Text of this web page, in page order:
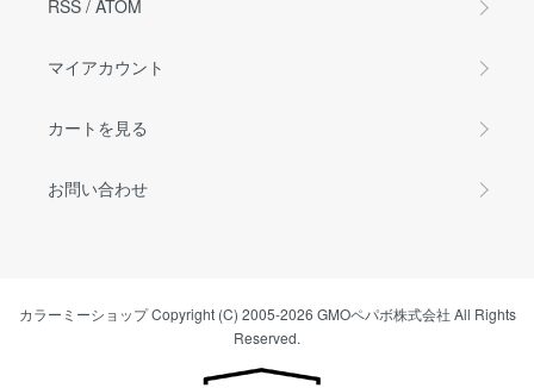
RSS / ATOM
マイアカウント
カートを見る
お問い合わせ
カラーミーショップCopyright (C) 2005-2026 GMOペパボ株式会社 All Rights
Reserved.